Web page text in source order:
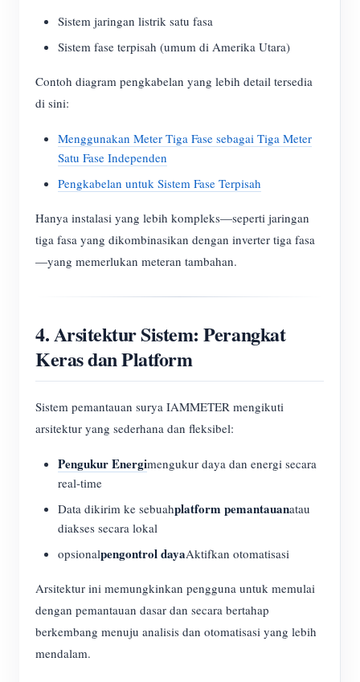
Sistem jaringan listrik satu fasa
Sistem fase terpisah (umum di Amerika Utara)
Contoh diagram pengkabelan yang lebih detail tersedia
di sini:
Menggunakan Meter Tiga Fase sebagai Tiga Meter
Satu Fase Independen
Pengkabelan untuk Sistem Fase Terpisah
Hanya instalasi yang lebih kompleks—seperti jaringan
tiga fasa yang dikombinasikan dengan inverter tiga fasa
—yang memerlukan meteran tambahan.
4. Arsitektur Sistem: Perangkat
Keras dan Platform
Sistem pemantauan surya IAMMETER mengikuti
arsitektur yang sederhana dan fleksibel:
Pengukur Energimengukur daya dan energi secara
real-time
Data dikirim ke sebuahplatform pemantauanatau
diakses secara lokal
opsionalpengontrol dayaAktifkan otomatisasi
Arsitektur ini memungkinkan pengguna untuk memulai
dengan pemantauan dasar dan secara bertahap
berkembang menuju analisis dan otomatisasi yang lebih
mendalam.